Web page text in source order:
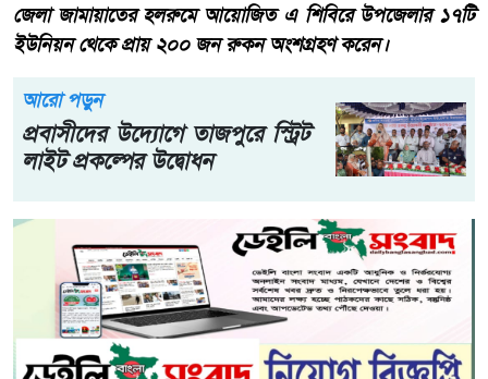
জেলা জামায়াতের হলরুমে আয়োজিত এ শিবিরে উপজেলার ১৭টি
ইউনিয়ন থেকে প্রায় ২০০ জন রুকন অংশগ্রহণ করেন।
আরো পড়ুন
প্রবাসীদের উদ্যোগে তাজপুরে স্ট্রিট
লাইট প্রকল্পের উদ্বোধন